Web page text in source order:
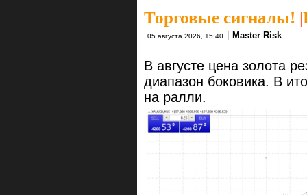
Торговые сигналы! |
05 августа 2026, 15:40 Master Risk
В августе цена золота
диапазон боковика. В
на ралли.